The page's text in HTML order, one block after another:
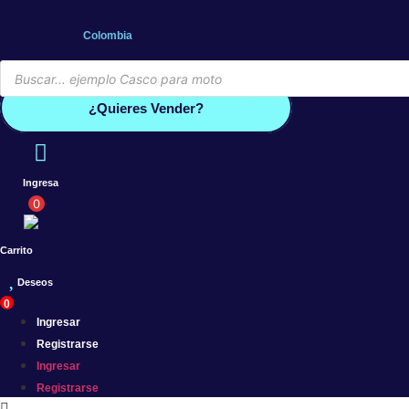
Colombia
Búsqueda
de
productos
¿Quieres Vender?
Ingresa
0
Carrito
Deseos
0
Ingresar
Registrarse
Ingresar
Registrarse